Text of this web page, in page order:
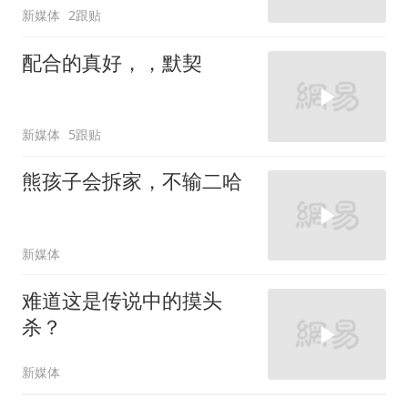
新媒体 2跟贴
配合的真好，，默契
新媒体 5跟贴
熊孩子会拆家，不输二哈
新媒体
难道这是传说中的摸头
杀？
新媒体